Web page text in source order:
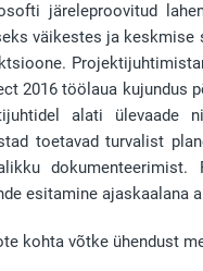
järeleproovitud
väikestes ja keskmise
2016 töölaua
alati ülevaade
toetavad turvalist
esitamine ajaskaalana
kohta võtke ühendust